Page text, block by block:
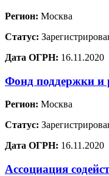
Регион: Москва
Статус:
Дата ОГРН: 16.11.2020
Фонд поддержки и
Регион: Москва
Статус:
Дата ОГРН: 16.11.2020
Ассоциация